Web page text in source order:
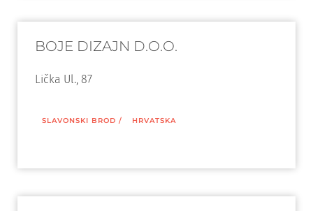
BOJE DIZAJN D.O.O.
Lička Ul., 87
SLAVONSKI BROD / HRVATSKA